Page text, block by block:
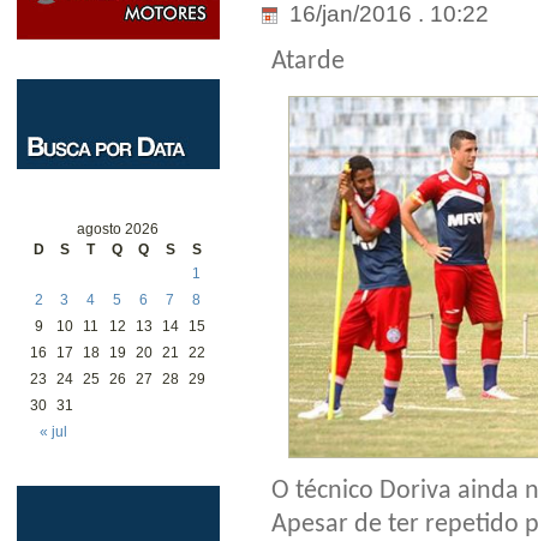
agosto 2026
D
S T Q Q S S
« jul
1
2
3 4 5 6 7
8
9
10 11 12 13 14
15
16
17 18 19 20 21
22
23
24 25 26 27 28 29
30 31
16/jan/2016 . 10:22
Atarde
O técnico Doriva ainda
Apesar de ter repetido